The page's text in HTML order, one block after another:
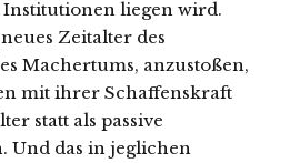
liegen wird.
Zeitalter des
Machertums, anzustoßen,
mit ihrer Schaffenskraft
statt als passive
Und das in jeglichen